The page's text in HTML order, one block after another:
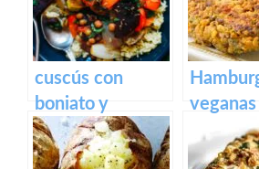
cuscús con
boniato y
tomatitos
horneados
veganas
quinoa y